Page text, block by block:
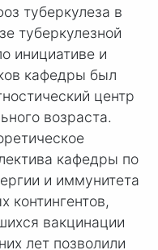
туберкулеза в
туберкулезной
инициативе и
кафедры был
центр
возраста.
кафедры по
и иммунитета
контингентов,
вакцинации
лет позволили